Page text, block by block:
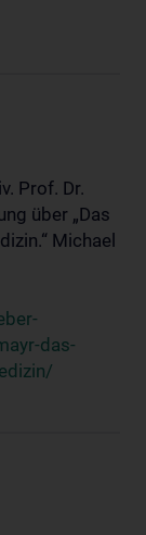
Prof. Dr.
über „Das
Michael
das-